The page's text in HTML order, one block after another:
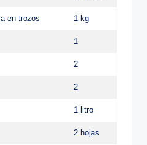
en trozos 1 kg
1
2
2
1 litro
2 hojas